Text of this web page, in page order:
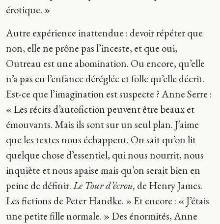
érotique. »
Autre expérience inattendue : devoir répéter que
non, elle ne prône pas l’inceste, et que oui,
Outreau est une abomination. Ou encore, qu’elle
n’a pas eu l’enfance déréglée et folle qu’elle décrit.
Est-ce que l’imagination est suspecte ? Anne Serre :
« Les récits d’autofiction peuvent être beaux et
émouvants. Mais ils sont sur un seul plan. J’aime
que les textes nous échappent. On sait qu’on lit
quelque chose d’essentiel, qui nous nourrit, nous
inquiète et nous apaise mais qu’on serait bien en
peine de définir.Le Tour d’écrou, de Henry James.
Les fictions de Peter Handke. » Et encore : « J’étais
une petite fille normale. » Des énormités, Anne